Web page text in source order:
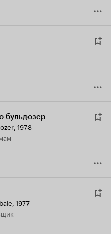
бульдозер
, 1978
, 1977